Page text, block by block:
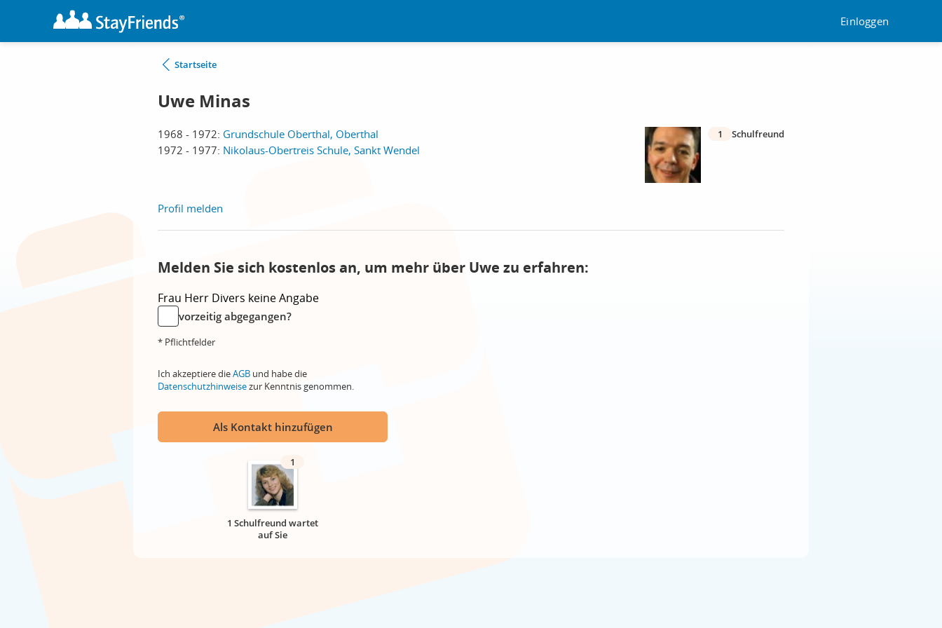
Einloggen
Startseite
Uwe Minas
1968 - 1972: Grundschule Oberthal, Oberthal
1972 - 1977: Nikolaus-Obertreis Schule, Sankt Wendel
1 Schulfreund
Profil melden
Melden Sie sich kostenlos an, um mehr über Uwe zu erfahren:
Frau Herr Divers keine Angabe
vorzeitig abgegangen?
* Pflichtfelder
Ich akzeptiere dieAGB und habe die
Datenschutzhinweisezur Kenntnis genommen.
Als Kontakt hinzufügen
1
1 Schulfreund wartet
auf Sie